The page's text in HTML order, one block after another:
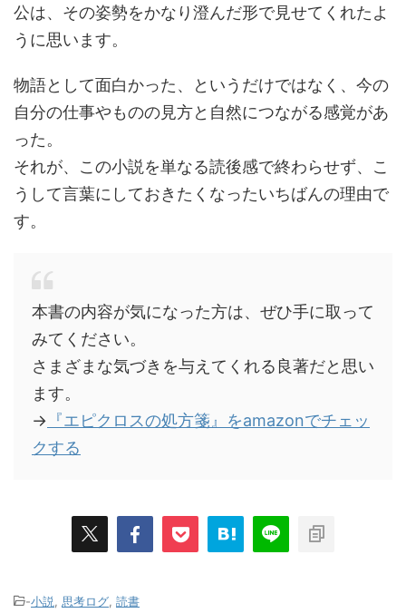
公は、その姿勢をかなり澄んだ形で見せてくれたよ
うに思います。
物語として面白かった、というだけではなく、今の
自分の仕事やものの見方と自然につながる感覚があ
った。
それが、この小説を単なる読後感で終わらせず、こ
うして言葉にしておきたくなったいちばんの理由で
す。
本書の内容が気になった方は、ぜひ手に取って
みてください。
さまざまな気づきを与えてくれる良著だと思い
ます。
→ 『エピクロスの処方箋』をamazonでチェッ
クする
-小説, 思考ログ, 読書